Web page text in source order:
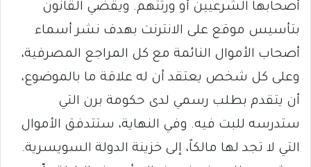
أصحابها الشرعيين أو ورثتهم. ويقضي القانون
بتأسيس موقع على الانترنت بهدف نشر أسماء
أصحاب الأموال النائمة مع كل المراجع المصرفية،
وعلى كل شخص يعتقد أن له علاقة ما بالموضوع،
أن يتقدم بطلب رسمي لدى حكومة برن التي
ستدرسه للبت فيه. وفي النهاية، ستتدفق الأموال
التي لا تجد لها مالكاً، إلى خزينة الدولة السويسرية.